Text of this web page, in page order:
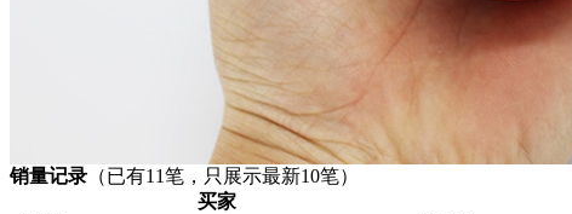
销量记录 （已有11笔，只展示最新10笔）
买家